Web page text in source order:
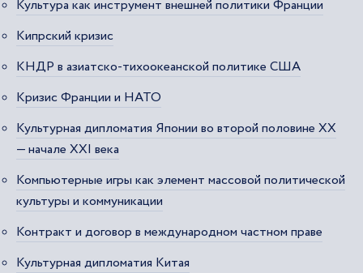
Культура как инструмент внешней политики Франции
Кипрский кризис
КНДР в азиатско-тихоокеанской политике США
Кризис Франции и НАТО
Культурная дипломатия Японии во второй половине XX
— начале XXI века
Компьютерные игры как элемент массовой политической
культуры и коммуникации
Контракт и договор в международном частном праве
Культурная дипломатия Китая